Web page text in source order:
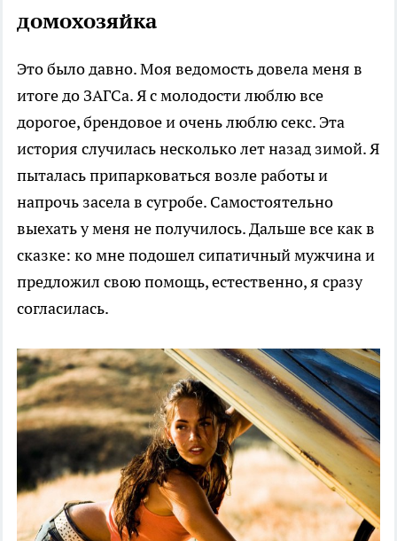
домохозяйка
Это было давно. Моя ведомость довела меня в
итоге до ЗАГСа. Я с молодости люблю все
дорогое, брендовое и очень люблю секс. Эта
история случилась несколько лет назад зимой. Я
пыталась припарковаться возле работы и
напрочь засела в сугробе. Самостоятельно
выехать у меня не получилось. Дальше все как в
сказке: ко мне подошел сипатичный мужчина и
предложил свою помощь, естественно, я сразу
согласилась.